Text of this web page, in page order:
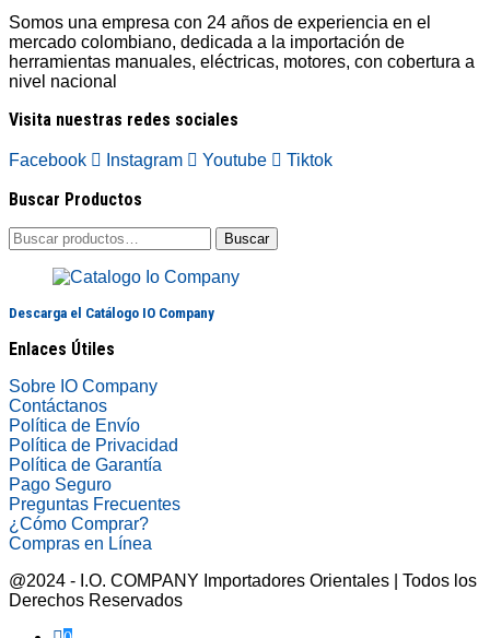
Somos una empresa con 24 años de experiencia en el
mercado colombiano, dedicada a la importación de
herramientas manuales, eléctricas, motores, con cobertura a
nivel nacional
Visita nuestras redes sociales
Facebook Instagram Youtube Tiktok
Buscar Productos
Buscar
por:
Buscar
Descarga el Catálogo IO Company
Enlaces Útiles
Sobre IO Company
Contáctanos
Política de Envío
Política de Privacidad
Política de Garantía
Pago Seguro
Preguntas Frecuentes
¿Cómo Comprar?
Compras en Línea
@2024 - I.O. COMPANY Importadores Orientales | Todos los
Derechos Reservados